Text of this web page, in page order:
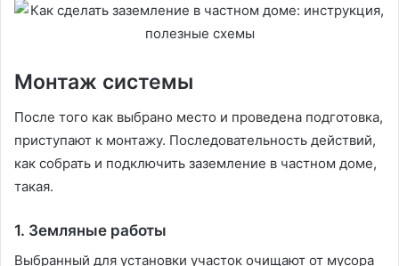
Монтаж системы
После того как выбрано место и проведена подготовка,
приступают к монтажу. Последовательность действий,
как собрать и подключить заземление в частном доме,
такая.
1. Земляные работы
Выбранный для установки участок очищают от мусора